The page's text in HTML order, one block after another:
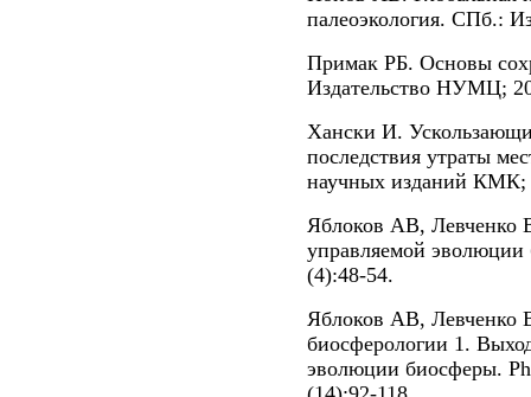
палеоэкология. СПб.:
Примак РБ. Основы
Издательство НУМЦ;
Хански И.
последствия утраты
научных изданий КМК;
Яблоков АВ, Левченко
управляемой
(4):48-54.
Яблоков АВ,
биосферологии 1.
эволюции биосферы.